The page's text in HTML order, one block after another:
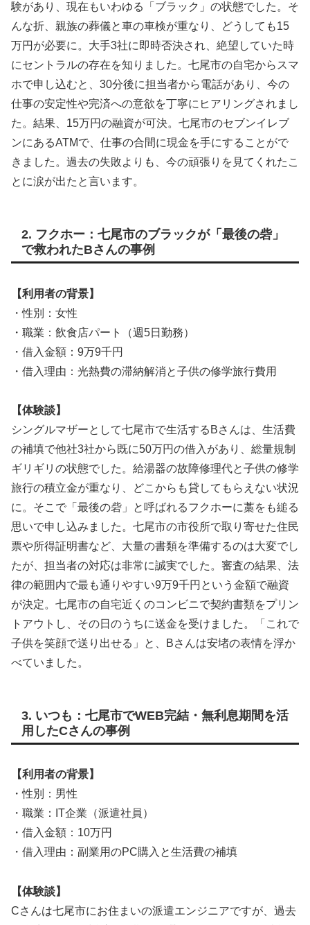
験があり、現在もいわゆる「ブラック」の状態でした。そ
んな折、親族の葬儀と車の車検が重なり、どうしても15
万円が必要に。大手3社に即時否決され、絶望していた時
にセントラルの存在を知りました。七尾市の自宅からスマ
ホで申し込むと、30分後に担当者から電話があり、今の
仕事の安定性や完済への意欲を丁寧にヒアリングされまし
た。結果、15万円の融資が可決。七尾市のセブンイレブ
ンにあるATMで、仕事の合間に現金を手にすることがで
きました。過去の失敗よりも、今の頑張りを見てくれたこ
とに涙が出たと言います。
2. フクホー：七尾市のブラックが「最後の砦」
で救われたBさんの事例
【利用者の背景】
・性別：女性
・職業：飲食店パート（週5日勤務）
・借入金額：9万9千円
・借入理由：光熱費の滞納解消と子供の修学旅行費用
【体験談】
シングルマザーとして七尾市で生活するBさんは、生活費
の補填で他社3社から既に50万円の借入があり、総量規制
ギリギリの状態でした。給湯器の故障修理代と子供の修学
旅行の積立金が重なり、どこからも貸してもらえない状況
に。そこで「最後の砦」と呼ばれるフクホーに藁をも縋る
思いで申し込みました。七尾市の市役所で取り寄せた住民
票や所得証明書など、大量の書類を準備するのは大変でし
たが、担当者の対応は非常に誠実でした。審査の結果、法
律の範囲内で最も通りやすい9万9千円という金額で融資
が決定。七尾市の自宅近くのコンビニで契約書類をプリン
トアウトし、その日のうちに送金を受けました。「これで
子供を笑顔で送り出せる」と、Bさんは安堵の表情を浮か
べていました。
3. いつも：七尾市でWEB完結・無利息期間を活
用したCさんの事例
【利用者の背景】
・性別：男性
・職業：IT企業（派遣社員）
・借入金額：10万円
・借入理由：副業用のPC購入と生活費の補填
【体験談】
Cさんは七尾市にお住まいの派遣エンジニアですが、過去